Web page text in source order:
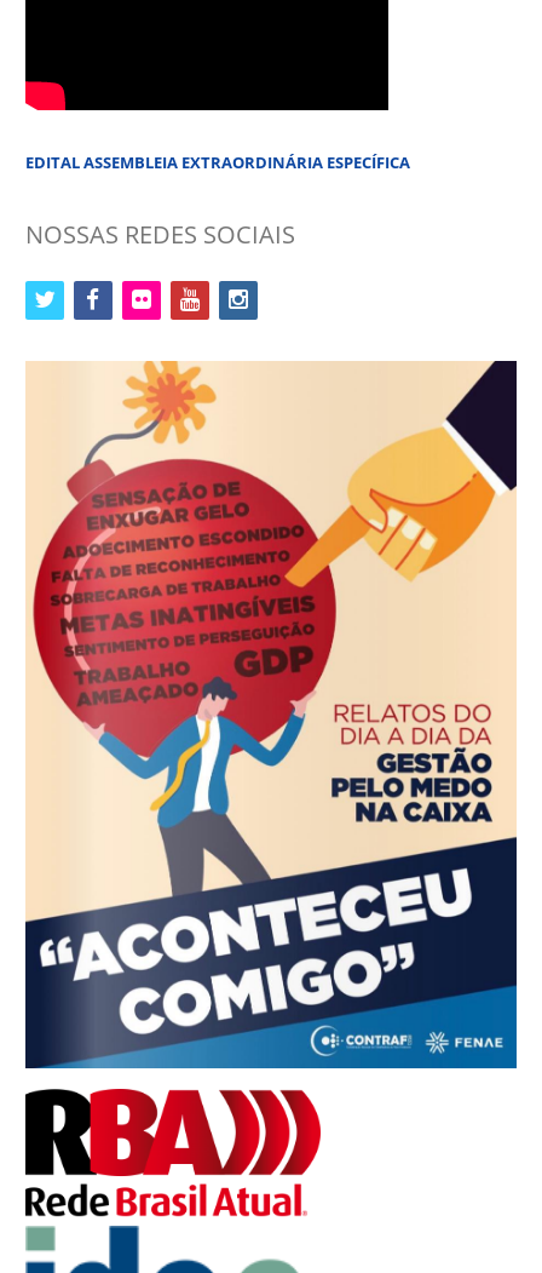
EDITAL ASSEMBLEIA EXTRAORDINÁRIA ESPECÍFICA
NOSSAS REDES SOCIAIS
twitter facebookflickr youtubeinstagram